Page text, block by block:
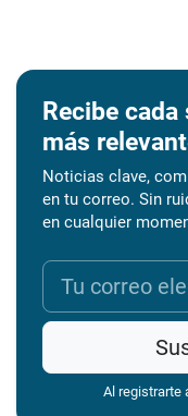
Recibe
más
Noticias clave,
en tu correo. Sin
en cualquier
Al registrarte